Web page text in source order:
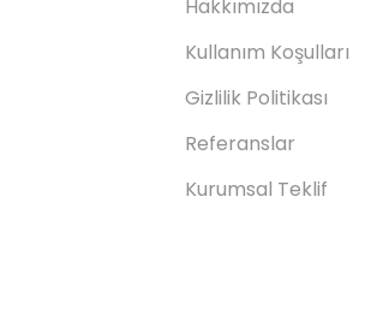
Hakkımızda
Kullanım Koşulları
Gizlilik Politikası
Referanslar
Kurumsal Teklif